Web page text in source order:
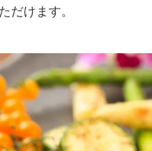
だけます。